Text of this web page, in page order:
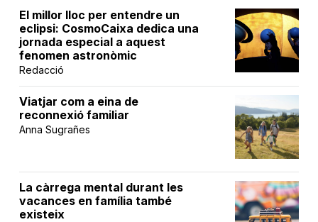
El millor lloc per entendre un
eclipsi: CosmoCaixa dedica una
jornada especial a aquest
fenomen astronòmic
Redacció
Viatjar com a eina de
reconnexió familiar
Anna Sugrañes
La càrrega mental durant les
vacances en família també
existeix